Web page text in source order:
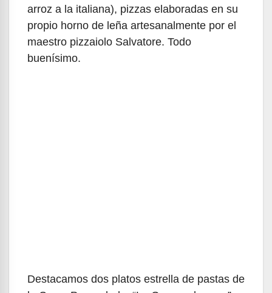
arroz a la italiana), pizzas elaboradas en su
propio horno de leña artesanalmente por el
maestro pizzaiolo Salvatore. Todo
buenísimo.
Destacamos dos platos estrella de pastas de